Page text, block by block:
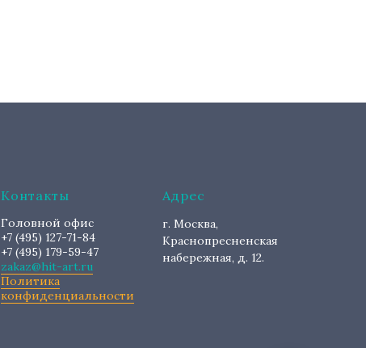
Контакты
Головной офис
+7 (495) 127-71-84
+7 (495) 179-59-47
zakaz@hit-art.ru
Политика
конфиденциальности
Адрес
г. Москва,
Краснопресненская
набережная, д. 12.